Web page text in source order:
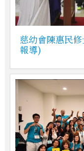
慈幼會陳惠民
報導)